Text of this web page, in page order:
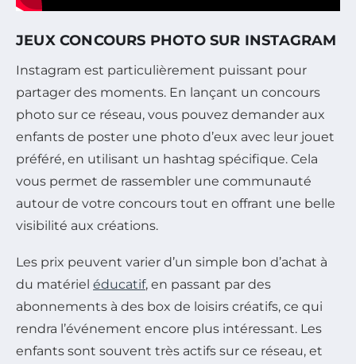
JEUX CONCOURS PHOTO SUR INSTAGRAM
Instagram est particulièrement puissant pour
partager des moments. En lançant un concours
photo sur ce réseau, vous pouvez demander aux
enfants de poster une photo d’eux avec leur jouet
préféré, en utilisant un hashtag spécifique. Cela
vous permet de rassembler une communauté
autour de votre concours tout en offrant une belle
visibilité aux créations.
Les prix peuvent varier d’un simple bon d’achat à
du matériel éducatif, en passant par des
abonnements à des box de loisirs créatifs, ce qui
rendra l’événement encore plus intéressant. Les
enfants sont souvent très actifs sur ce réseau, et